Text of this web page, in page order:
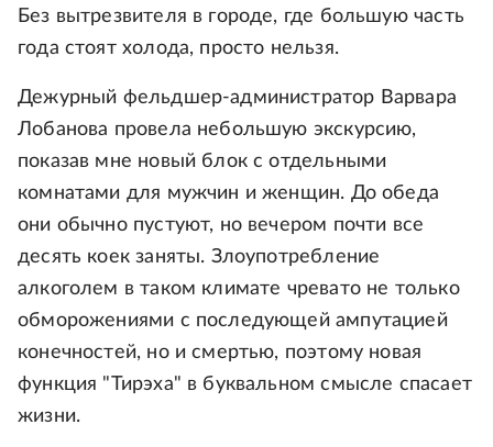
Без вытрезвителя в городе, где большую часть
года стоят холода, просто нельзя.
Дежурный фельдшер-администратор Варвара
Лобанова провела небольшую экскурсию,
показав мне новый блок с отдельными
комнатами для мужчин и женщин. До обеда
они обычно пустуют, но вечером почти все
десять коек заняты. Злоупотребление
алкоголем в таком климате чревато не только
обморожениями с последующей ампутацией
конечностей, но и смертью, поэтому новая
функция "Тирэха" в буквальном смысле спасает
жизни.